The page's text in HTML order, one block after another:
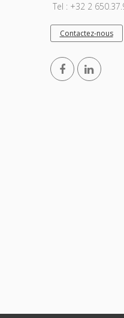
Tel : +32 2
Contactez-nous